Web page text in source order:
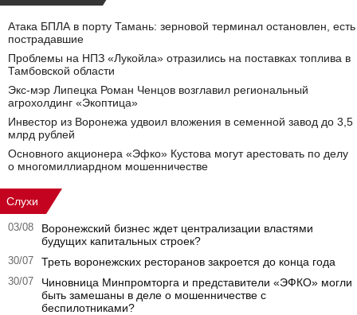
Атака БПЛА в порту Тамань: зерновой терминал остановлен, есть
пострадавшие
Проблемы на НПЗ «Лукойла» отразились на поставках топлива в
Тамбовской области
Экс-мэр Липецка Роман Ченцов возглавил региональный
агрохолдинг «Экоптица»
Инвестор из Воронежа удвоил вложения в семенной завод до 3,5
млрд рублей
Основного акционера «Эфко» Кустова могут арестовать по делу
о многомиллиардном мошенничестве
Слухи
03/08
Воронежский бизнес ждет централизации властями
будущих капитальных строек?
30/07 Треть воронежских ресторанов закроется до конца года
30/07
Чиновница Минпромторга и представители «ЭФКО» могли
быть замешаны в деле о мошенничестве с
беспилотниками?